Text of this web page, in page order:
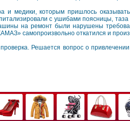
и медики, которым пришлось
с ушибами поясницы,
на ремонт были нарушены
самопроизвольно откатился и
Решается вопрос о